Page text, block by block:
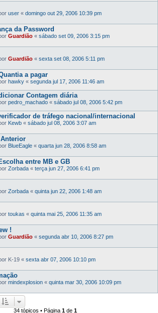
user « domingo out 29, 2006 10:39 pm
da Password
Guardião « sábado set 09, 2006 3:15 pm
Guardião « sexta set 08, 2006 5:11 pm
a pagar
hawky « segunda jul 17, 2006 11:46 am
Contagem diária
pedro_machado « sábado jul 08, 2006 5:42 pm
de tráfego nacional/internacional
Kewb « sábado jul 08, 2006 3:07 am
BlueEagle « quarta jun 28, 2006 8:58 am
entre MB e GB
Zorbada « terça jun 27, 2006 6:41 pm
Zorbada « quinta jun 22, 2006 1:48 am
toukas « quinta mai 25, 2006 11:35 am
!
Guardião « segunda abr 10, 2006 8:27 pm
K-19 « sexta abr 07, 2006 10:10 pm
mindexplosion « quinta mar 30, 2006 10:09 pm
34 tópicos • Página 1 de 1